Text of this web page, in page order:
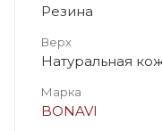
Резина
Верх
Натуральная
Марка
BONAVI